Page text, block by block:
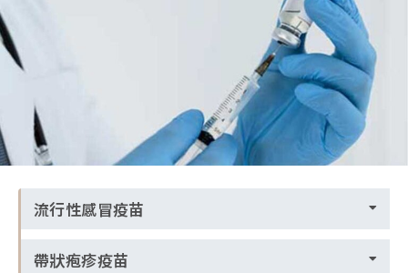
流行性感冒疫苗
帶狀疱疹疫苗